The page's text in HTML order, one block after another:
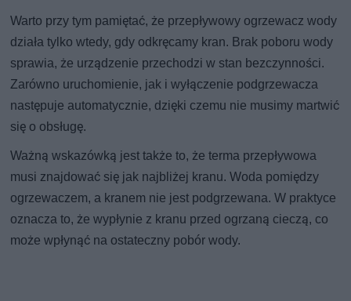
Warto przy tym pamiętać, że przepływowy ogrzewacz wody
działa tylko wtedy, gdy odkręcamy kran. Brak poboru wody
sprawia, że urządzenie przechodzi w stan bezczynności.
Zarówno uruchomienie, jak i wyłączenie podgrzewacza
następuje automatycznie, dzięki czemu nie musimy martwić
się o obsługę.
Ważną wskazówką jest także to, że terma przepływowa
musi znajdować się jak najbliżej kranu. Woda pomiędzy
ogrzewaczem, a kranem nie jest podgrzewana. W praktyce
oznacza to, że wypłynie z kranu przed ogrzaną cieczą, co
może wpłynąć na ostateczny pobór wody.